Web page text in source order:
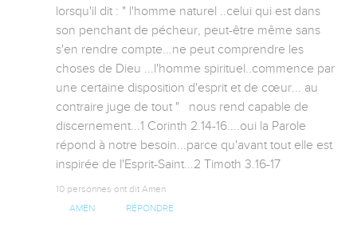
lorsqu'il dit : " l'homme naturel ..celui qui est dans
son penchant de pécheur, peut-être même sans
s'en rendre compte...ne peut comprendre les
choses de Dieu ...l'homme spirituel..commence par
une certaine disposition d'esprit et de cœur... au
contraire juge de tout "   nous rend capable de
discernement...1 Corinth 2.14-16....oui la Parole
répond à notre besoin...parce qu'avant tout elle est
inspirée de l'Esprit-Saint...2 Timoth 3.16-17
10 personnes ont dit Amen
AMEN RÉPONDRE